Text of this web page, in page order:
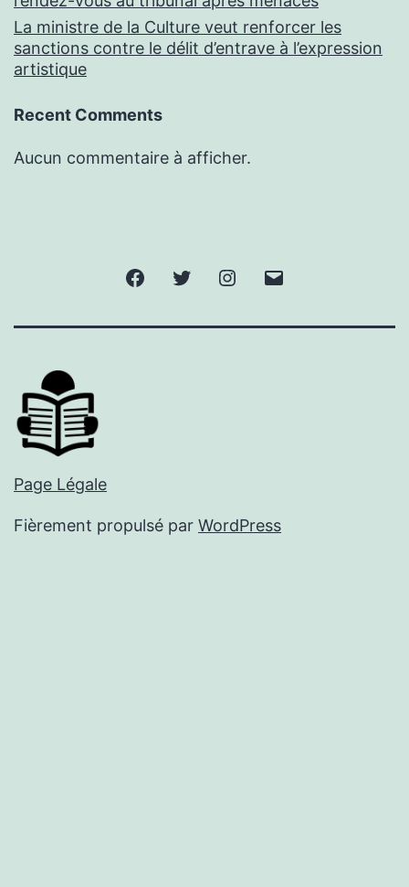
La ministre de la Culture veut renforcer les
sanctions contre le délit d’entrave à l’expression
artistique
Recent Comments
Aucun commentaire à afficher.
FacebookTwitter Instagram
Page Légale
Fièrement propulsé par WordPress